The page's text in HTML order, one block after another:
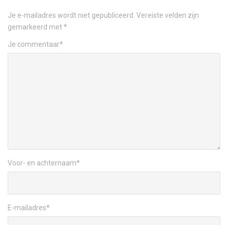
Je e-mailadres wordt niet gepubliceerd. Vereiste velden zijn
gemarkeerd met*
Je commentaar*
Voor- en achternaam*
E-mailadres*